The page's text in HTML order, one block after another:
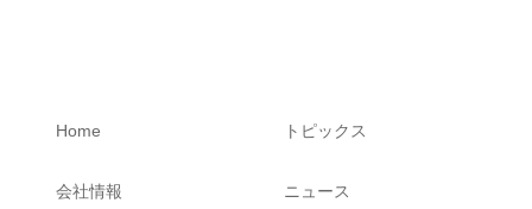
また、個人情報の保護と適切な取り扱いに関する
人情報に関するお問い合わせについて 当社は、
Home
会社情報
トピックス
ニュース